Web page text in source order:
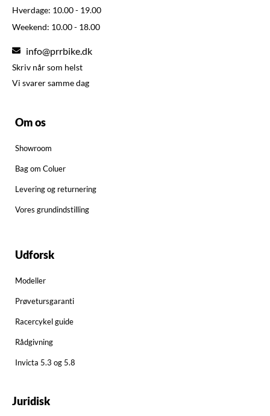
Hverdage: 10.00 - 19.00
Weekend: 10.00 - 18.00
info@prrbike.dk
Skriv når som helst
Vi svarer samme dag
Om os
Showroom
Bag om Coluer
Levering og returnering
Vores grundindstilling
Udforsk
Modeller
Prøvetursgaranti
Racercykel guide
Rådgivning
Invicta 5.3 og 5.8
Juridisk